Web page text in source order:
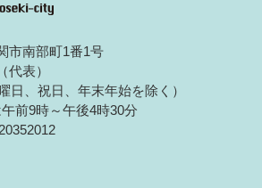
市南部町1番1号
代表）
日、祝日、年末年始を除く）
前9時～午後4時30分